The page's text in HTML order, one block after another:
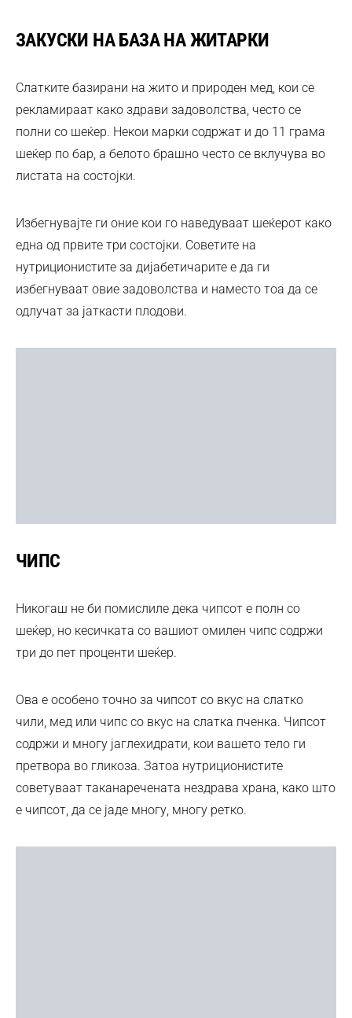
ЗАКУСКИ НА БАЗА НА ЖИТАРКИ
Слатките базирани на жито и природен мед, кои се
рекламираат како здрави задоволства, често се
полни со шеќер. Некои марки содржат и до 11 грама
шеќер по бар, а белото брашно често се вклучува во
листата на состојки.
Избегнувајте ги оние кои го наведуваат шеќерот како
една од првите три состојки. Советите на
нутриционистите за дијабетичарите е да ги
избегнуваат овие задоволства и наместо тоа да се
одлучат за јаткасти плодови.
ЧИПС
Никогаш не би помислиле дека чипсот е полн со
шеќер, но кесичката со вашиот омилен чипс содржи
три до пет проценти шеќер.
Ова е особено точно за чипсот со вкус на слатко
чили, мед или чипс со вкус на слатка пченка. Чипсот
содржи и многу јаглехидрати, кои вашето тело ги
претвора во гликоза. Затоа нутриционистите
советуваат таканаречената нездрава храна, како што
е чипсот, да се јаде многу, многу ретко.